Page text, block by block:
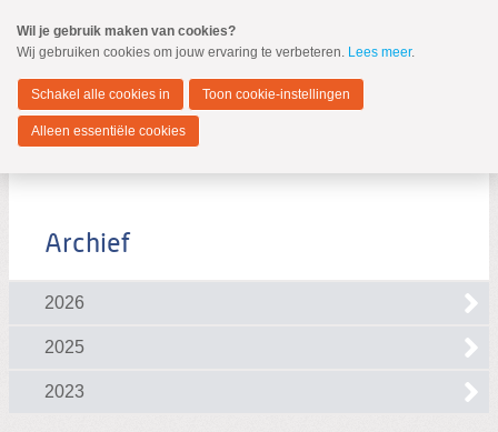
naar
Spring
de
inhoud
Spring
naar
Zwijndrecht
MENU
Zoeken:
Archief
2026
2025
2023
Wil je gebruik maken van cookies?
Wij gebruiken cookies om jouw ervaring te verbeteren. Lees meer.
Schakel alle cookies in Toon cookie-instellingen
Alleen essentiële cookies